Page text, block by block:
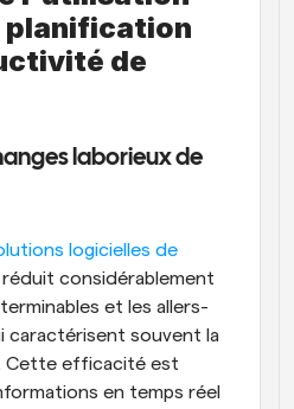
planification
de
laborieux de
logicielles de
réduit considérablement
et les allers-
souvent la
Cette efficacité est
en temps réel